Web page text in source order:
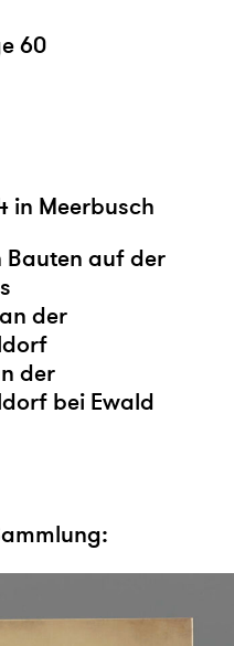
60
in Meerbusch
Bauten auf der
der
der
bei Ewald